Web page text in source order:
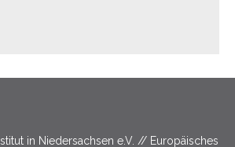
in Niedersachsen e.V. // Europäisches